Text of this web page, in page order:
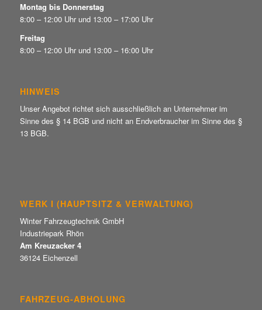
Montag bis Donnerstag
8:00 – 12:00 Uhr und 13:00 – 17:00 Uhr
Freitag
8:00 – 12:00 Uhr und 13:00 – 16:00 Uhr
HINWEIS
Unser Angebot richtet sich ausschließlich an Unternehmer im
Sinne des § 14 BGB und nicht an Endverbraucher im Sinne des §
13 BGB.
WERK I (HAUPTSITZ & VERWALTUNG)
Winter Fahrzeugtechnik GmbH
Industriepark Rhön
Am Kreuzacker 4
36124 Eichenzell
FAHRZEUG-ABHOLUNG